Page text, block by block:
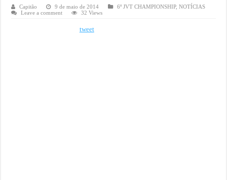
Capitão 9 de maio de 2014 6º JVT CHAMPIONSHIP,NOTÍCIAS
Leave a comment
32 Views
tweet